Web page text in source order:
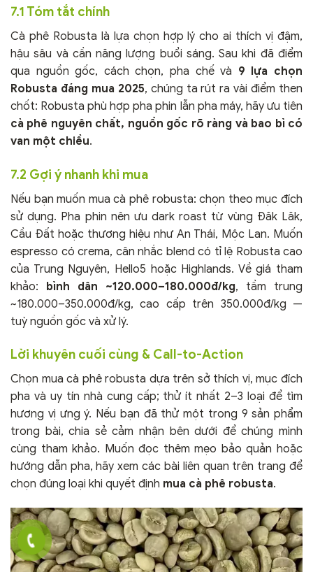
7.1 Tóm tắt chính
Cà phê Robusta là lựa chọn hợp lý cho ai thích vị đậm,
hậu sâu và cần năng lượng buổi sáng. Sau khi đã điểm
qua nguồn gốc, cách chọn, pha chế và 9 lựa chọn
Robusta đáng mua 2025, chúng ta rút ra vài điểm then
chốt: Robusta phù hợp pha phin lẫn pha máy, hãy ưu tiên
cà phê nguyên chất, nguồn gốc rõ ràng và bao bì có
van một chiều.
7.2 Gợi ý nhanh khi mua
Nếu bạn muốn mua cà phê robusta: chọn theo mục đích
sử dụng. Pha phin nên ưu dark roast từ vùng Đăk Lăk,
Cầu Đất hoặc thương hiệu như An Thái, Mộc Lan. Muốn
espresso có crema, cân nhắc blend có tỉ lệ Robusta cao
của Trung Nguyên, Hello5 hoặc Highlands. Về giá tham
khảo: bình dân ~120.000–180.000đ/kg, tầm trung
~180.000–350.000đ/kg, cao cấp trên 350.000đ/kg —
tuỳ nguồn gốc và xử lý.
Lời khuyên cuối cùng & Call-to-Action
Chọn mua cà phê robusta dựa trên sở thích vị, mục đích
pha và uy tín nhà cung cấp; thử ít nhất 2–3 loại để tìm
hương vị ưng ý. Nếu bạn đã thử một trong 9 sản phẩm
trong bài, chia sẻ cảm nhận bên dưới để chúng mình
cùng tham khảo. Muốn đọc thêm mẹo bảo quản hoặc
hướng dẫn pha, hãy xem các bài liên quan trên trang để
chọn đúng loại khi quyết định mua cà phê robusta.